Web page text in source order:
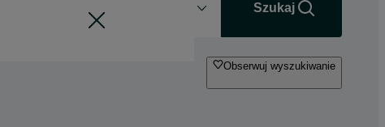
Szukaj
Obserwuj wyszukiwanie